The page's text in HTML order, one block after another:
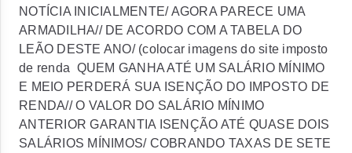
NOTÍCIA INICIALMENTE/ AGORA PARECE UMA
ARMADILHA// DE ACORDO COM A TABELA DO
LEÃO DESTE ANO/ (colocar imagens do site imposto
de renda QUEM GANHA ATÉ UM SALÁRIO MÍNIMO
E MEIO PERDERÁ SUA ISENÇÃO DO IMPOSTO DE
RENDA// O VALOR DO SALÁRIO MÍNIMO
ANTERIOR GARANTIA ISENÇÃO ATÉ QUASE DOIS
SALÁRIOS MÍNIMOS/ COBRANDO TAXAS DE SETE